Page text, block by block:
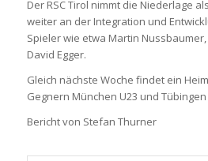
Der RSC Tirol nimmt die Niederlage
weiter an der Integration und
Spieler wie etwa Martin
David Egger.
Gleich nächste Woche findet ein
Gegnern München U23 und
Bericht von Stefan Thurner